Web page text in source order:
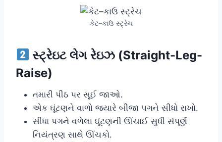
કેટ–કાઉ સ્ટ્રેચ
સ્ટ્રેઇટ લેગ રેઇઝ (Straight-Leg-
Raise)
તમારી પીઠ પર સૂઈ જાઓ.
એક ઘૂંટણને વાળો જ્યારે બીજા પગને સીધો રાખો.
સીધા પગને વળેલા ઘૂંટણની ઊંચાઈ સુધી સંપૂર્ણ
નિયંત્રણ સાથે ઊંચકો.